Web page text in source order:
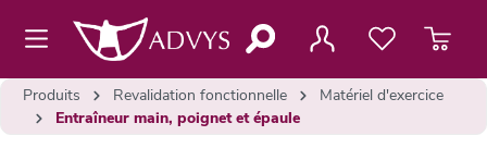
principal
Produits Revalidation fonctionnelle
Matériel d'exercice
Entraîneur main, poignet et épaule